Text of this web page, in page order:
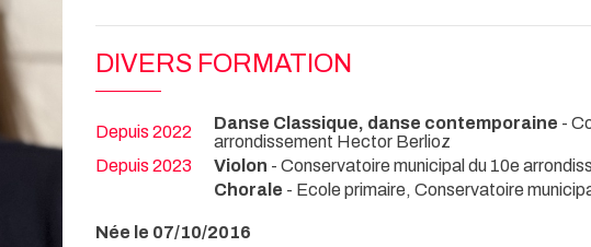
DIVERS FORMATION
Depuis 2022 Danse Classique, danse contemporaine -
arrondissement Hector Berlioz
Depuis 2023
Violon - Conservatoire municipal du 10e
Chorale - Ecole primaire, Conservatoire
Née le 07/10/2016